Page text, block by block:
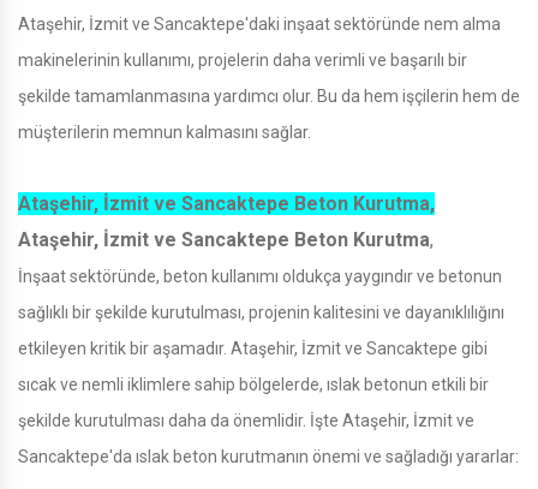
Ataşehir, İzmit ve Sancaktepe'daki inşaat sektöründe nem alma
makinelerinin kullanımı, projelerin daha verimli ve başarılı bir
şekilde tamamlanmasına yardımcı olur. Bu da hem işçilerin hem de
müşterilerin memnun kalmasını sağlar.
Ataşehir, İzmit ve Sancaktepe Beton Kurutma,
Ataşehir, İzmit ve Sancaktepe Beton Kurutma,
İnşaat sektöründe, beton kullanımı oldukça yaygındır ve betonun
sağlıklı bir şekilde kurutulması, projenin kalitesini ve dayanıklılığını
etkileyen kritik bir aşamadır. Ataşehir, İzmit ve Sancaktepe gibi
sıcak ve nemli iklimlere sahip bölgelerde, ıslak betonun etkili bir
şekilde kurutulması daha da önemlidir. İşte Ataşehir, İzmit ve
Sancaktepe'da ıslak beton kurutmanın önemi ve sağladığı yararlar: